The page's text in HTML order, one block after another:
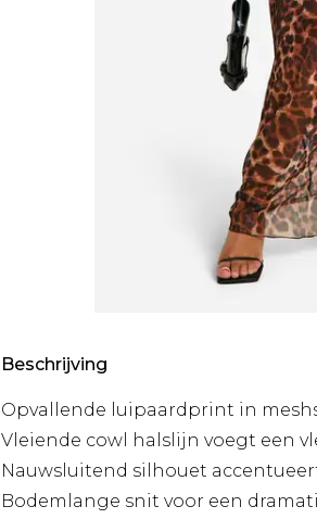
Beschrijving
Opvallende luipaardprint in
Vleiende cowl halslijn voegt een
Nauwsluitend silhouet
Bodemlange snit voor een